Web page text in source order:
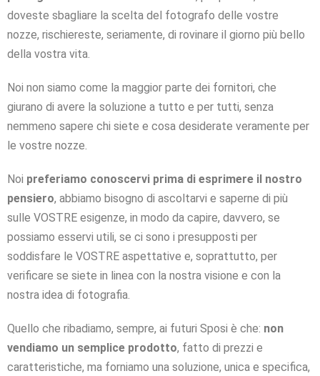
doveste sbagliare la scelta del fotografo delle vostre
nozze, rischiereste, seriamente, di rovinare il giorno più bello
della vostra vita.
Noi non siamo come la maggior parte dei fornitori, che
giurano di avere la soluzione a tutto e per tutti, senza
nemmeno sapere chi siete e cosa desiderate veramente per
le vostre nozze.
Noi preferiamo conoscervi prima di esprimere il nostro
pensiero, abbiamo bisogno di ascoltarvi e saperne di più
sulle VOSTRE esigenze, in modo da capire, davvero, se
possiamo esservi utili, se ci sono i presupposti per
soddisfare le VOSTRE aspettative e, soprattutto, per
verificare se siete in linea con la nostra visione e con la
nostra idea di fotografia.
Quello che ribadiamo, sempre, ai futuri Sposi è che: non
vendiamo un semplice prodotto, fatto di prezzi e
caratteristiche, ma forniamo una soluzione, unica e specifica,